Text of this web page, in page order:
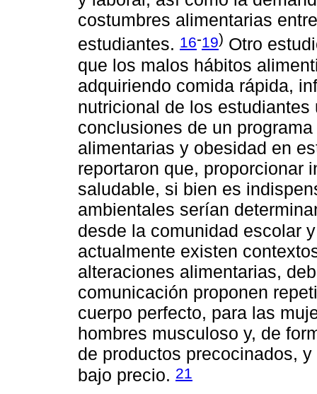
costumbres alimentarias
estudiantes. 16-19) Otro
que los malos hábitos
adquiriendo comida rápida,
nutricional de los
conclusiones de un
alimentarias y obesidad en
reportaron que, proporcionar
saludable, si bien es
ambientales serían
desde la comunidad escolar
actualmente existen
alteraciones alimentarias,
comunicación proponen
cuerpo perfecto, para las
hombres musculoso y, de
de productos precocinados,
bajo precio. 21